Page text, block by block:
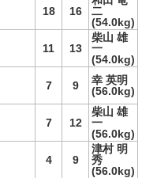
18 16
二
(54.0kg)
11 13
柴山 雄
一
(54.0kg)
7 9
幸 英明
(56.0kg)
7 12
柴山 雄
一
(56.0kg)
4 9
津村 明
秀
(56.0kg)